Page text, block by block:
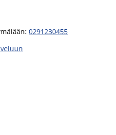
: 0291230455